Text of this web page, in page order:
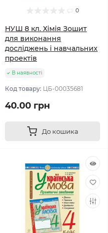
0
НУШ 8 кл. Хімія Зошит
для виконання
досліджень і навчальних
проектів
В наявності
Код товару: ЦБ-00035681
40.00 грн
До кошика